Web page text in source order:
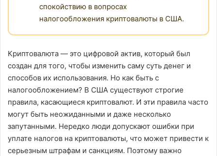
спокойствию в вопросах
налогообложения криптовалюты в США.
Криптовалюта — это цифровой актив, который был
создан для того, чтобы изменить саму суть денег и
способов их использования. Но как быть с
налогообложением? В США существуют строгие
правила, касающиеся криптовалют. И эти правила часто
могут быть неожиданными и даже несколько
запутанными. Нередко люди допускают ошибки при
уплате налогов на криптовалюты, что может привести к
серьезным штрафам и санкциям. Поэтому важно